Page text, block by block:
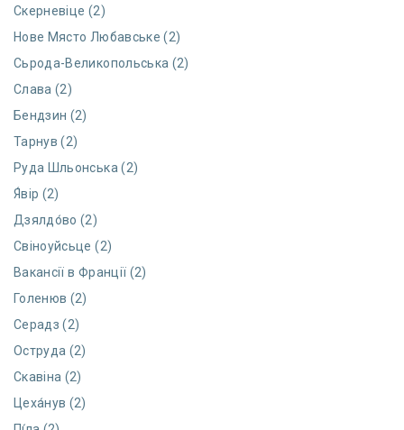
Скерневіце (2)
Нове Място Любавське (2)
Сьрода-Великопольська (2)
Слава (2)
Бендзин (2)
Тарнув (2)
Руда Шльонська (2)
Я́вір (2)
Дзялдо́во (2)
Свіноуйсьце (2)
Вакансії в Франції (2)
Голенюв (2)
Серадз (2)
Оструда (2)
Скавіна (2)
Цеха́нув (2)